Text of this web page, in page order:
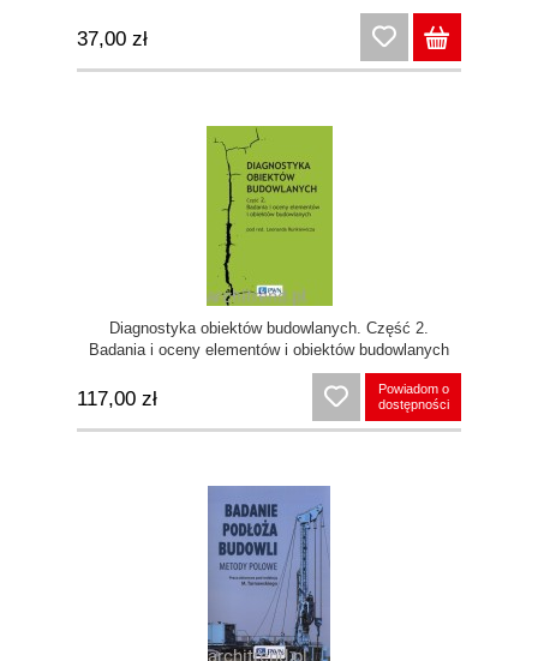
37,00 zł
Diagnostyka obiektów budowlanych. Część 2.
Badania i oceny elementów i obiektów budowlanych
117,00 zł
Powiadom o
dostępności